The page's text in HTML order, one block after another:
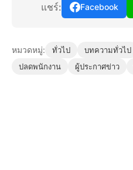
แชร์: Facebook
หมวดหมู่: ทั่วไป บทความทั่วไป
ปลดพนักงาน
ผู้ประกาศข่าว